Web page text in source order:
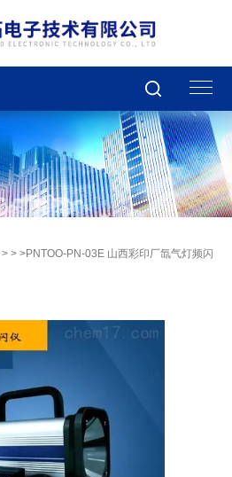
> > >PNTOO-PN-03E 山西彩印厂氙气灯频闪